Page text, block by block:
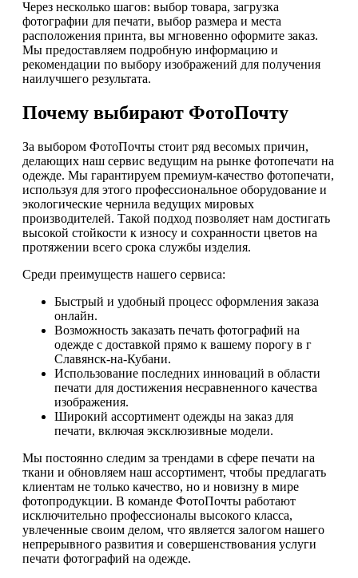
Через несколько шагов: выбор товара, загрузка
фотографии для печати, выбор размера и места
расположения принта, вы мгновенно оформите заказ.
Мы предоставляем подробную информацию и
рекомендации по выбору изображений для получения
наилучшего результата.
Почему выбирают ФотоПочту
За выбором ФотоПочты стоит ряд весомых причин,
делающих наш сервис ведущим на рынке фотопечати на
одежде. Мы гарантируем премиум-качество фотопечати,
используя для этого профессиональное оборудование и
экологические чернила ведущих мировых
производителей. Такой подход позволяет нам достигать
высокой стойкости к износу и сохранности цветов на
протяжении всего срока службы изделия.
Среди преимуществ нашего сервиса:
Быстрый и удобный процесс оформления заказа
онлайн.
Возможность заказать печать фотографий на
одежде с доставкой прямо к вашему порогу в г
Славянск-на-Кубани.
Использование последних инноваций в области
печати для достижения несравненного качества
изображения.
Широкий ассортимент одежды на заказ для
печати, включая эксклюзивные модели.
Мы постоянно следим за трендами в сфере печати на
ткани и обновляем наш ассортимент, чтобы предлагать
клиентам не только качество, но и новизну в мире
фотопродукции. В команде ФотоПочты работают
исключительно профессионалы высокого класса,
увлеченные своим делом, что является залогом нашего
непрерывного развития и совершенствования услуги
печати фотографий на одежде.